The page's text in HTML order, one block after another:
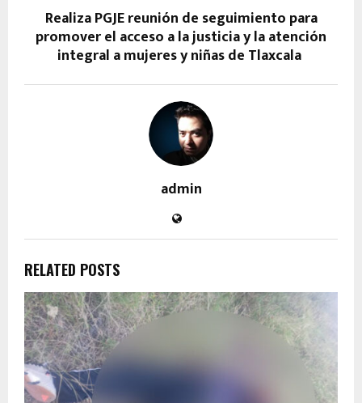
Realiza PGJE reunión de seguimiento para
promover el acceso a la justicia y la atención
integral a mujeres y niñas de Tlaxcala
admin
RELATED POSTS